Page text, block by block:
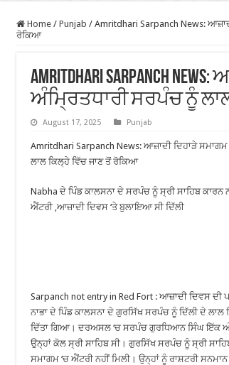
Home / Punjab / Amritdhari Sarpanch News:
ਰੋਕਿਆ
Amritdhari Sarpanch
ਅੰਮ੍ਰਿਤਧਾਰੀ ਸਰਪੰਚ ਨੂੰ
August 17, 2025 Punjab
Amritdhari Sarpanch News: ਆਜ਼ਾਦੀ ਦਿਹਾੜੇ
ਲਾਲ ਕਿਲ੍ਹੇ ਵਿੱਚ ਜਾਣ ਤੋਂ ਰੋਕਿਆ
Nabha ਦੇ ਪਿੰਡ ਕਾਲਸਨਾ ਦੇ ਸਰਪੰਚ ਨੂੰ ਸ੍ਰੀ ਸਾਹਿਬ ਕਾਰਨ
ਐਂਟਰੀ ,ਆਜ਼ਾਦੀ ਦਿਵਸ ‘ਤੇ ਬੁਲਾਇਆ ਸੀ ਦਿੱਲੀ
Sarpanch not entry in Red Fort : ਆਜ਼ਾਦੀ ਦਿਵਸ
ਨਾਭਾ ਦੇ ਪਿੰਡ ਕਾਲਸਨਾ ਦੇ ਗੁਰਸਿੱਖ ਸਰਪੰਚ ਨੂੰ ਦਿੱਲੀ ਦੇ ਲਾਲ
ਦਿੱਤਾ ਗਿਆ। ਦਰਅਸਲ ‘ਚ ਸਰਪੰਚ ਗੁਰਧਿਆਨ ਸਿੰਘ ਇੱਕ
ਉਨ੍ਹਾਂ ਕੋਲ ਸ੍ਰੀ ਸਾਹਿਬ ਸੀ। ਗੁਰਸਿੱਖ ਸਰਪੰਚ ਨੂੰ ਸ੍ਰੀ
ਸਮਾਗਮ ‘ਚ ਐਂਟਰੀ ਨਹੀਂ ਮਿਲੀ। ਉਨ੍ਹਾਂ ਨੂੰ ਰਾਸ਼ਟਰੀ